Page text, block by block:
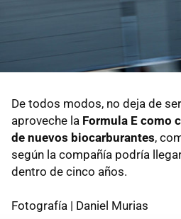
De todos modos, no deja de
aproveche la Formula E como
de nuevos biocarburantes,
según la compañía podría
dentro de cinco años.
Fotografía | Daniel Murias